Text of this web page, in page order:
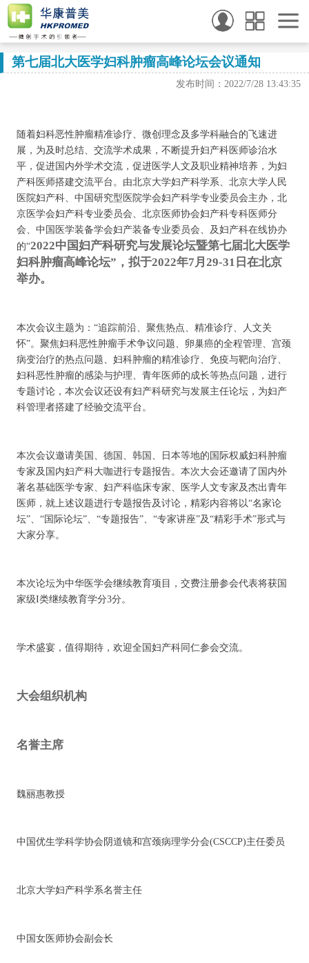
第七届北大医学妇科肿瘤高峰论坛会议通知
发布时间：2022/7/28 13:43:35
随着妇科恶性肿瘤精准诊疗、微创理念及多学科融合的飞速进
展，为及时总结、交流学术成果，不断提升妇产科医师诊治水
平，促进国内外学术交流，促进医学人文及职业精神培养，为妇
产科医师搭建交流平台。由北京大学妇产科学系、北京大学人民
医院妇产科、中国研究型医院学会妇产科学专业委员会主办，北
京医学会妇产科专业委员会、北京医师协会妇产科专科医师分
会、中国医学装备学会妇产装备专业委员会、及妇产科在线协办
的“2022中国妇产科研究与发展论坛暨第七届北大医学
妇科肿瘤高峰论坛”，拟于2022年7月29-31日在北京
举办。
本次会议主题为：“追踪前沿、聚焦热点、精准诊疗、人文关
怀”。聚焦妇科恶性肿瘤手术争议问题、卵巢癌的全程管理、宫颈
病变治疗的热点问题、妇科肿瘤的精准诊疗、免疫与靶向治疗、
妇科恶性肿瘤的感染与护理、青年医师的成长等热点问题，进行
专题讨论，本次会议还设有妇产科研究与发展主任论坛，为妇产
科管理者搭建了经验交流平台。
本次会议邀请美国、德国、韩国、日本等地的国际权威妇科肿瘤
专家及国内妇产科大咖进行专题报告。本次大会还邀请了国内外
著名基础医学专家、妇产科临床专家、医学人文专家及杰出青年
医师，就上述议题进行专题报告及讨论，精彩内容将以“名家论
坛”、“国际论坛”、“专题报告”、“专家讲座”及“精彩手术”形式与
大家分享。
本次论坛为中华医学会继续教育项目，交费注册参会代表将获国
家级I类继续教育学分3分。
学术盛宴，值得期待，欢迎全国妇产科同仁参会交流。
大会组织机构
名誉主席
魏丽惠教授
中国优生学科学协会阴道镜和宫颈病理学分会(CSCCP)主任委员
北京大学妇产科学系名誉主任
中国女医师协会副会长